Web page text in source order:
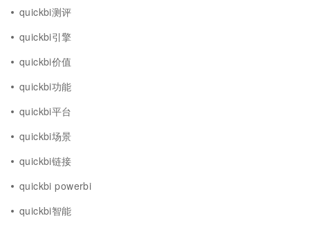
quickbi测评
quickbi引擎
quickbi价值
quickbi功能
quickbi平台
quickbi场景
quickbi链接
quickbi powerbi
quickbi智能